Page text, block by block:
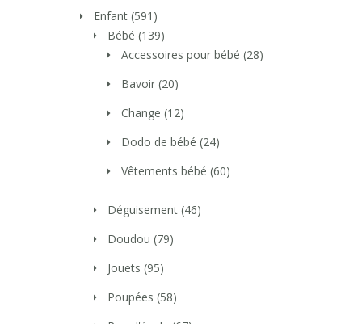
Enfant (591)
Bébé (139)
Accessoires pour bébé (28)
Bavoir (20)
Change (12)
Dodo de bébé (24)
Vêtements bébé (60)
Déguisement (46)
Doudou (79)
Jouets (95)
Poupées (58)